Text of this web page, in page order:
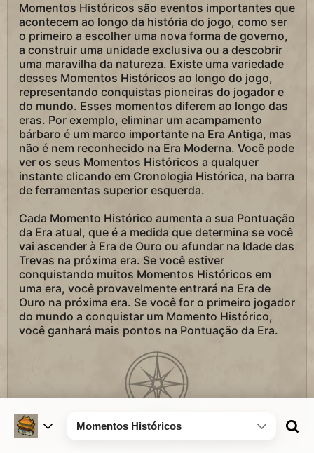
Momentos Históricos são eventos importantes que
acontecem ao longo da história do jogo, como ser
o primeiro a escolher uma nova forma de governo,
a construir uma unidade exclusiva ou a descobrir
uma maravilha da natureza. Existe uma variedade
desses Momentos Históricos ao longo do jogo,
representando conquistas pioneiras do jogador e
do mundo. Esses momentos diferem ao longo das
eras. Por exemplo, eliminar um acampamento
bárbaro é um marco importante na Era Antiga, mas
não é nem reconhecido na Era Moderna. Você pode
ver os seus Momentos Históricos a qualquer
instante clicando em Cronologia Histórica, na barra
de ferramentas superior esquerda.
Cada Momento Histórico aumenta a sua Pontuação
da Era atual, que é a medida que determina se você
vai ascender à Era de Ouro ou afundar na Idade das
Trevas na próxima era. Se você estiver
conquistando muitos Momentos Históricos em
uma era, você provavelmente entrará na Era de
Ouro na próxima era. Se você for o primeiro jogador
do mundo a conquistar um Momento Histórico,
você ganhará mais pontos na Pontuação da Era.
Momentos Históricos